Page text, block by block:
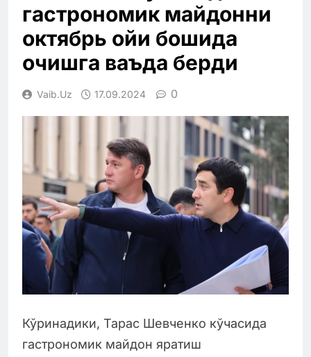
гастрономик майдонни
октябрь ойи бошида
очишга ваъда берди
Vaib.uz 17.09.2024 0
Кўринадики, Тарас Шевченко кўчасида
гастрономик майдон яратиш